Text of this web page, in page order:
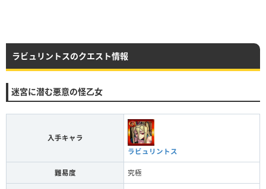
ラビュリントスのクエスト情報
迷宮に潜む悪意の怪乙女
入手キャラ
ラビュリントス
難易度 究極